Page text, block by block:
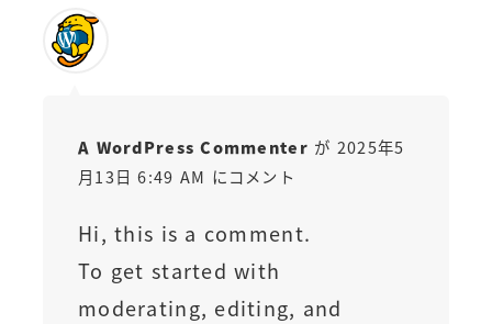
A WordPress Commenter が 2025年5
月13日 6:49 AM にコメント
Hi, this is a comment.
To get started with
moderating, editing, and